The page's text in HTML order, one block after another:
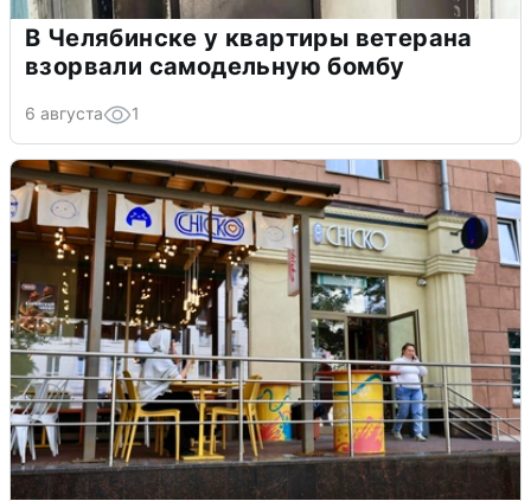
В Челябинске у квартиры ветерана
взорвали самодельную бомбу
6 августа 1